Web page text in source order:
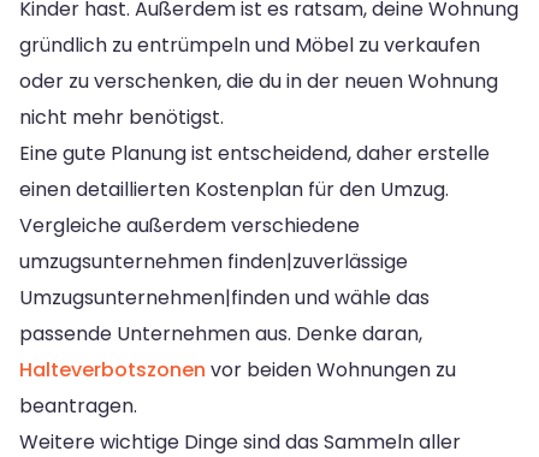
Kinder hast. Außerdem ist es ratsam, deine Wohnung
gründlich zu entrümpeln und Möbel zu verkaufen
oder zu verschenken, die du in der neuen Wohnung
nicht mehr benötigst.
Eine gute Planung ist entscheidend, daher erstelle
einen detaillierten Kostenplan für den Umzug.
Vergleiche außerdem verschiedene
umzugsunternehmen finden|zuverlässige
Umzugsunternehmen|finden und wähle das
passende Unternehmen aus. Denke daran,
Halteverbotszonen vor beiden Wohnungen zu
beantragen.
Weitere wichtige Dinge sind das Sammeln aller